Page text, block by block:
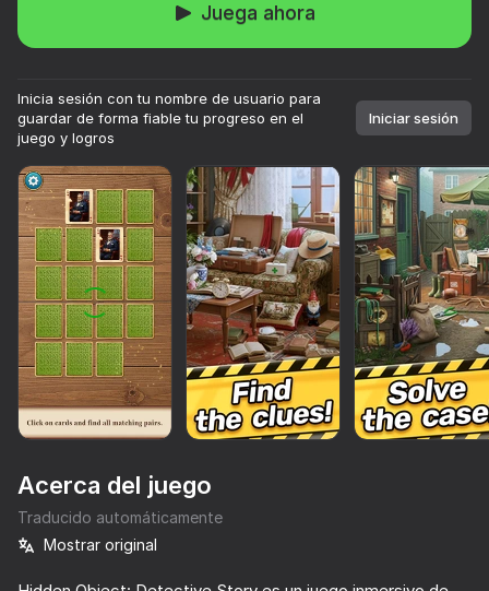
57
87
Juega ahora
Inicia sesión con tu nombre de usuario para
guardar de forma fiable tu progreso en el
juego y logros
Iniciar sesión
Acerca del juego
Traducido automáticamente
Mostrar original